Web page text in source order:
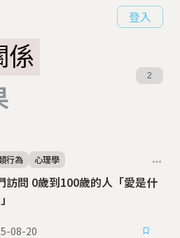
登入
係
2
訪問 0歲到100歲的人「愛是什
行為 心理學
08-20